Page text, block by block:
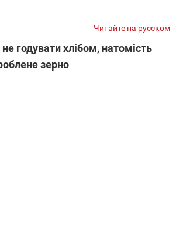
Читайте на русском
годувати хлібом, натомість
зерно